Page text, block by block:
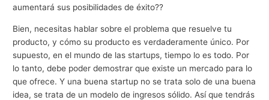
aumentará sus posibilidades de éxito??
Bien, necesitas hablar sobre el problema que resuelve tu
producto, y cómo su producto es verdaderamente único. Por
supuesto, en el mundo de las startups, tiempo lo es todo. Por
lo tanto, debe poder demostrar que existe un mercado para lo
que ofrece. Y una buena startup no se trata solo de una buena
idea, se trata de un modelo de ingresos sólido. Así que tendrás